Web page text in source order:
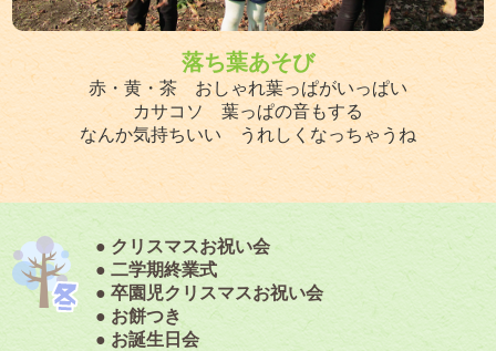
落ち葉あそび
赤・黄・茶 おしゃれ葉っぱがいっぱい
カサコソ 葉っぱの音もする
なんか気持ちいい うれしくなっちゃうね
● クリスマスお祝い会
● 二学期終業式
● 卒園児クリスマスお祝い会
● お餅つき
● お誕生日会